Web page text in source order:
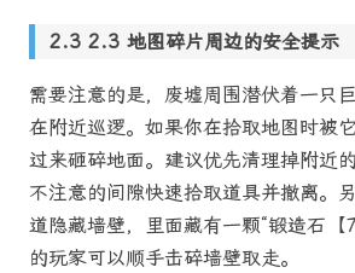
2.3 地图碎片周边的安全提示
需要注意的是，废墟周围潜伏着一只
在附近巡逻。如果你在拾取地图时被
过来砸碎地面。建议优先清理掉附近
不注意的间隙快速拾取道具并撤离。
道隐藏墙壁，里面藏有一颗“锻造石【
的玩家可以顺手击碎墙壁取走。